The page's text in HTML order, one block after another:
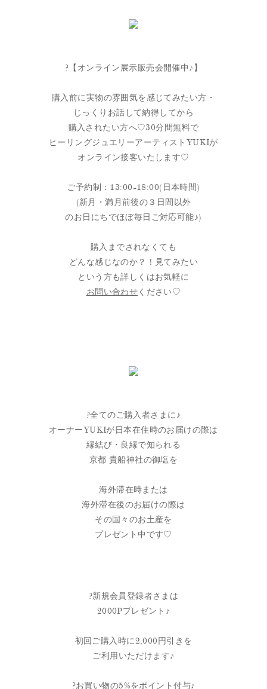
?【オンライン展示販売会開催中♪】
購入前に実物の雰囲気を感じてみたい方・
じっくりお話して納得してから
購入されたい方へ♡30分間無料で
ヒーリングジュエリーアーティストYUKIが
オンライン接客いたします♡
ご予約制：13:00-18:00(日本時間)
(新月・満月前後の３日間以外
のお日にちでほぼ毎日ご対応可能♪)
購入までされなくても
どんな感じなのか？！見てみたい
という方も詳しくはお気軽に
お問い合わせください♡
?全てのご購入者さまに♪
オーナーYUKIが日本在住時のお届けの際は
縁結び・良縁で知られる
京都 貴船神社の御塩を
海外滞在時または
海外滞在後のお届けの際は
その国々のお土産を
プレゼント中です♡
?新規会員登録者さまは
2000Pプレゼント♪
初回ご購入時に2,000円引きを
ご利用いただけます♪
?お買い物の5%をポイント付与♪